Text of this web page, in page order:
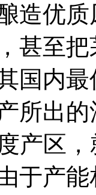
造优
甚至
国内
所出
产区
产能